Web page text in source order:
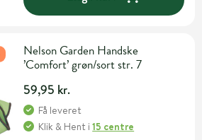
Nelson Garden Handske
’Comfort’ grøn/sort str. 7
59,95 kr.
Få leveret
Klik & Hent i15 centre